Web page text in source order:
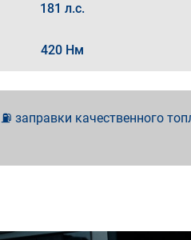
181 л.с.
420 Нм
заправки качественного